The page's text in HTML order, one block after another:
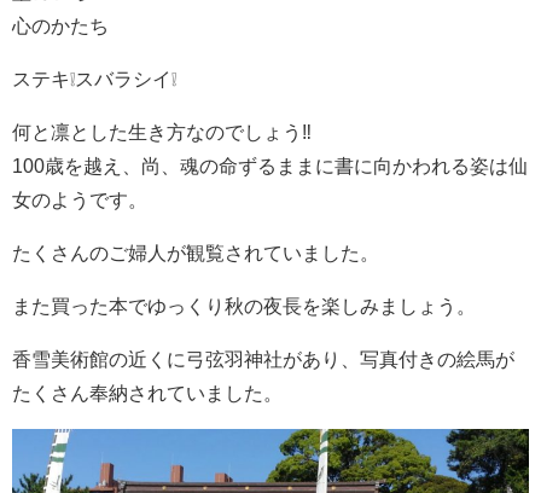
心のかたち
ステキ❕スバラシイ❕
何と凛とした生き方なのでしょう‼
100歳を越え、尚、魂の命ずるままに書に向かわれる姿は仙
女のようです。
たくさんのご婦人が観覧されていました。
また買った本でゆっくり秋の夜長を楽しみましょう。
香雪美術館の近くに弓弦羽神社があり、写真付きの絵馬が
たくさん奉納されていました。